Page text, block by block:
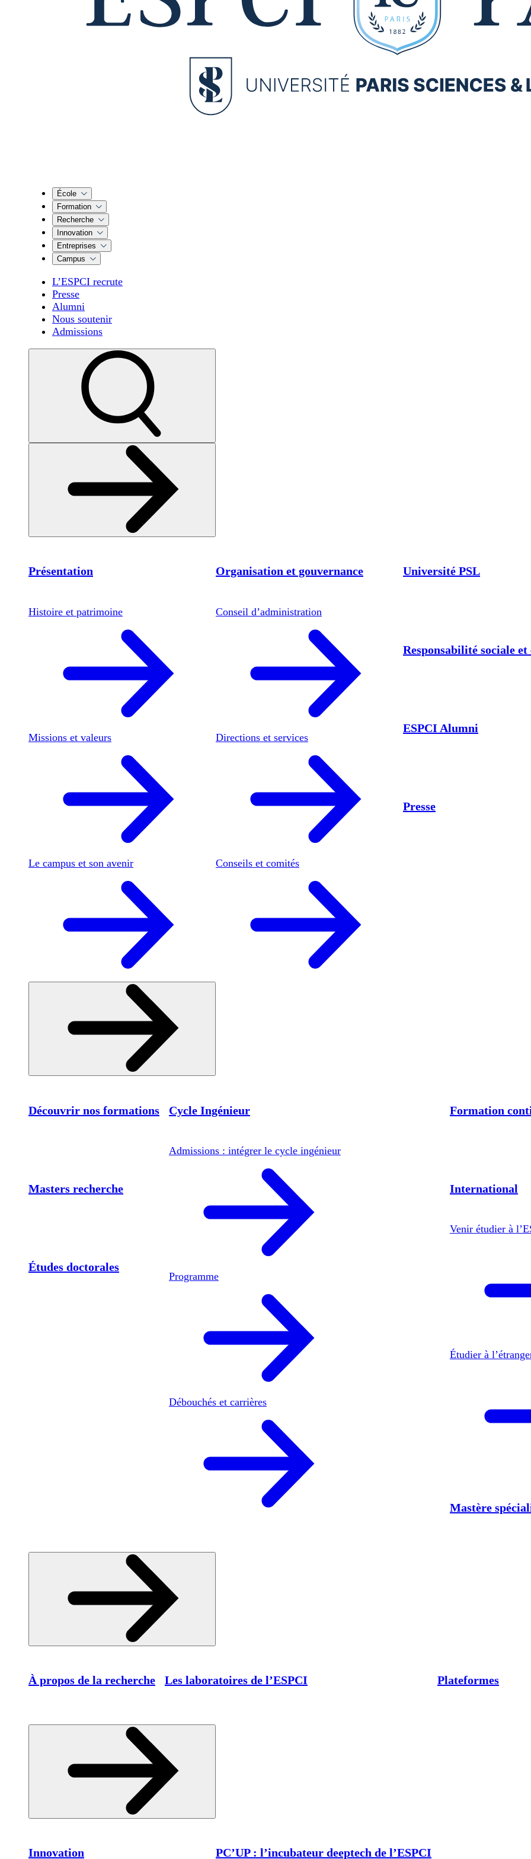
École
Formation
Recherche
Innovation
Entreprises
Campus
L’ESPCI recrute
Presse
Alumni
Nous soutenir
Admissions
Présentation
Histoire et patrimoine
Missions et valeurs
Le campus et son avenir
Organisation et gouvernance
Conseil d’administration
Directions et services
Conseils et comités
Université PSL
Responsabilité sociale
ESPCI Alumni
Presse
Découvrir nos formations Cycle Ingénieur
Admissions : intégrer le cycle ingénieur
Programme
Débouchés et carrières
Formation
International
Venir étudier à
Étudier à
Masters recherche
Études doctorales
Mastère
À propos de la recherche Les laboratoires de l’ESPCI Plateformes
Innovation PC’UP : l’incubateur deeptech de l’ESPCI